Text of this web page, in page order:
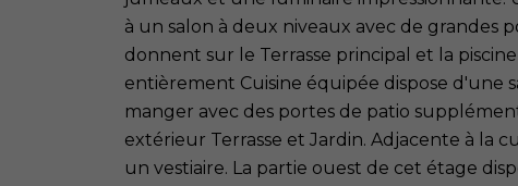
à un salon à deux niveaux avec de grandes
donnent sur le Terrasse principal et la
entièrement Cuisine équipée dispose d'une
manger avec des portes de patio
extérieur Terrasse et Jardin. Adjacente à la
un vestiaire. La partie ouest de cet étage